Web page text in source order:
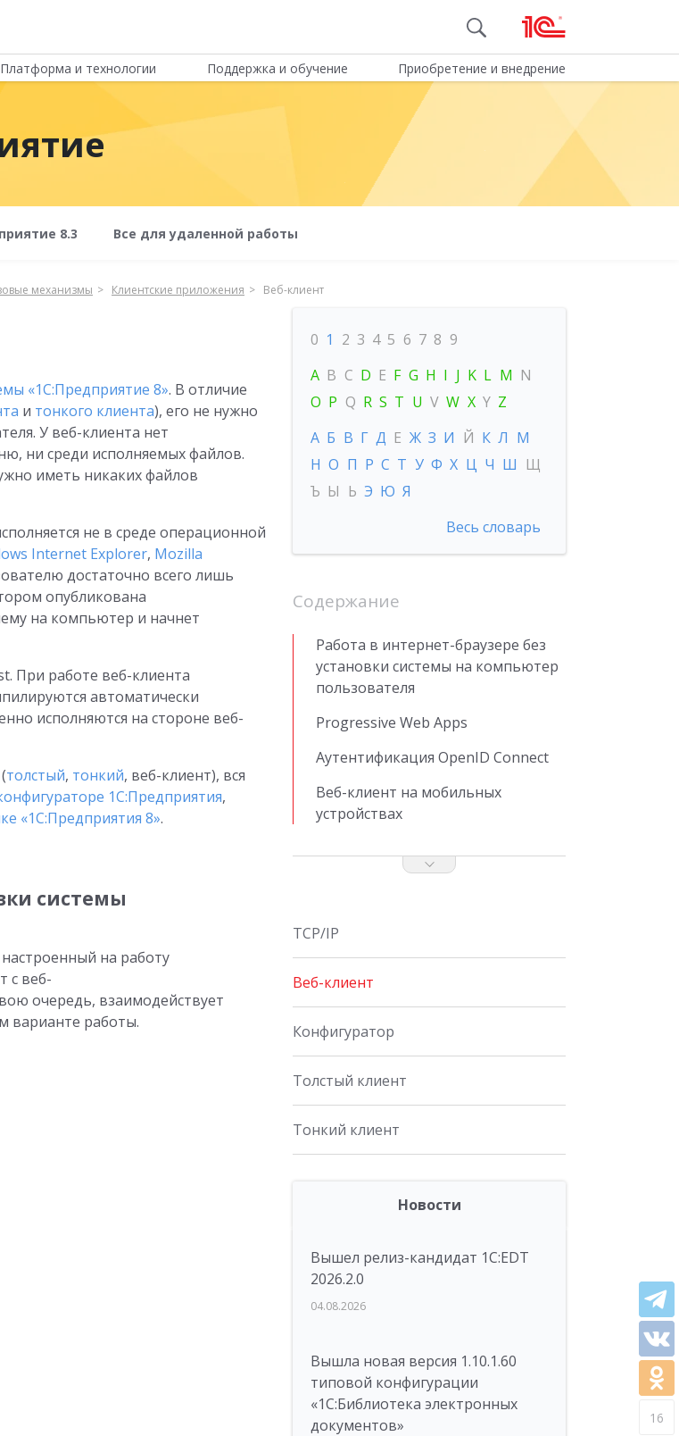
Платформа и технологии Поддержка и обучение Приобретение и внедрение
8.3 Все для удаленной работы
механизмы Клиентские приложения Веб-клиент
«1С:Предприятие 8». В отличие
и тонкого клиента), его не нужно
У веб-клиента нет
ни среди исполняемых файлов.
иметь никаких файлов
не в среде операционной
Internet Explorer, Mozilla
достаточно всего лишь
опубликована
на компьютер и начнет
При работе веб-клиента
автоматически
исполняются на стороне веб-
(толстый, тонкий, веб-клиент), вся
1С:Предприятия,
«1С:Предприятия 8».
системы
на работу
с веб-
очередь, взаимодействует
варианте работы.
16
0 1 2 3 4 5 6 7 8 9
A B C D E F G H I J K L M N
O P Q R S T U V W X Y Z
А Б В Г Д Е Ж З И Й К Л М
Н О П Р С Т У Ф Х Ц Ч Ш Щ
Ъ Ы Ь Э Ю Я
Весь словарь
Содержание
Работа в интернет-браузере без
установки системы на компьютер
пользователя
Progressive Web Apps
Аутентификация OpenID Connect
Веб-клиент на мобильных
устройствах
TCP/IP
Веб-клиент
Конфигуратор
Толстый клиент
Тонкий клиент
Новости
Вышел релиз-кандидат 1C:EDT
2026.2.0
04.08.2026
Вышла новая версия 1.10.1.60
типовой конфигурации
«1С:Библиотека электронных
документов»